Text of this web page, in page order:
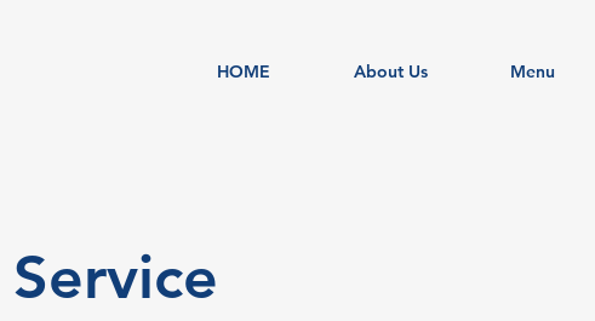
HOME About Us Menu